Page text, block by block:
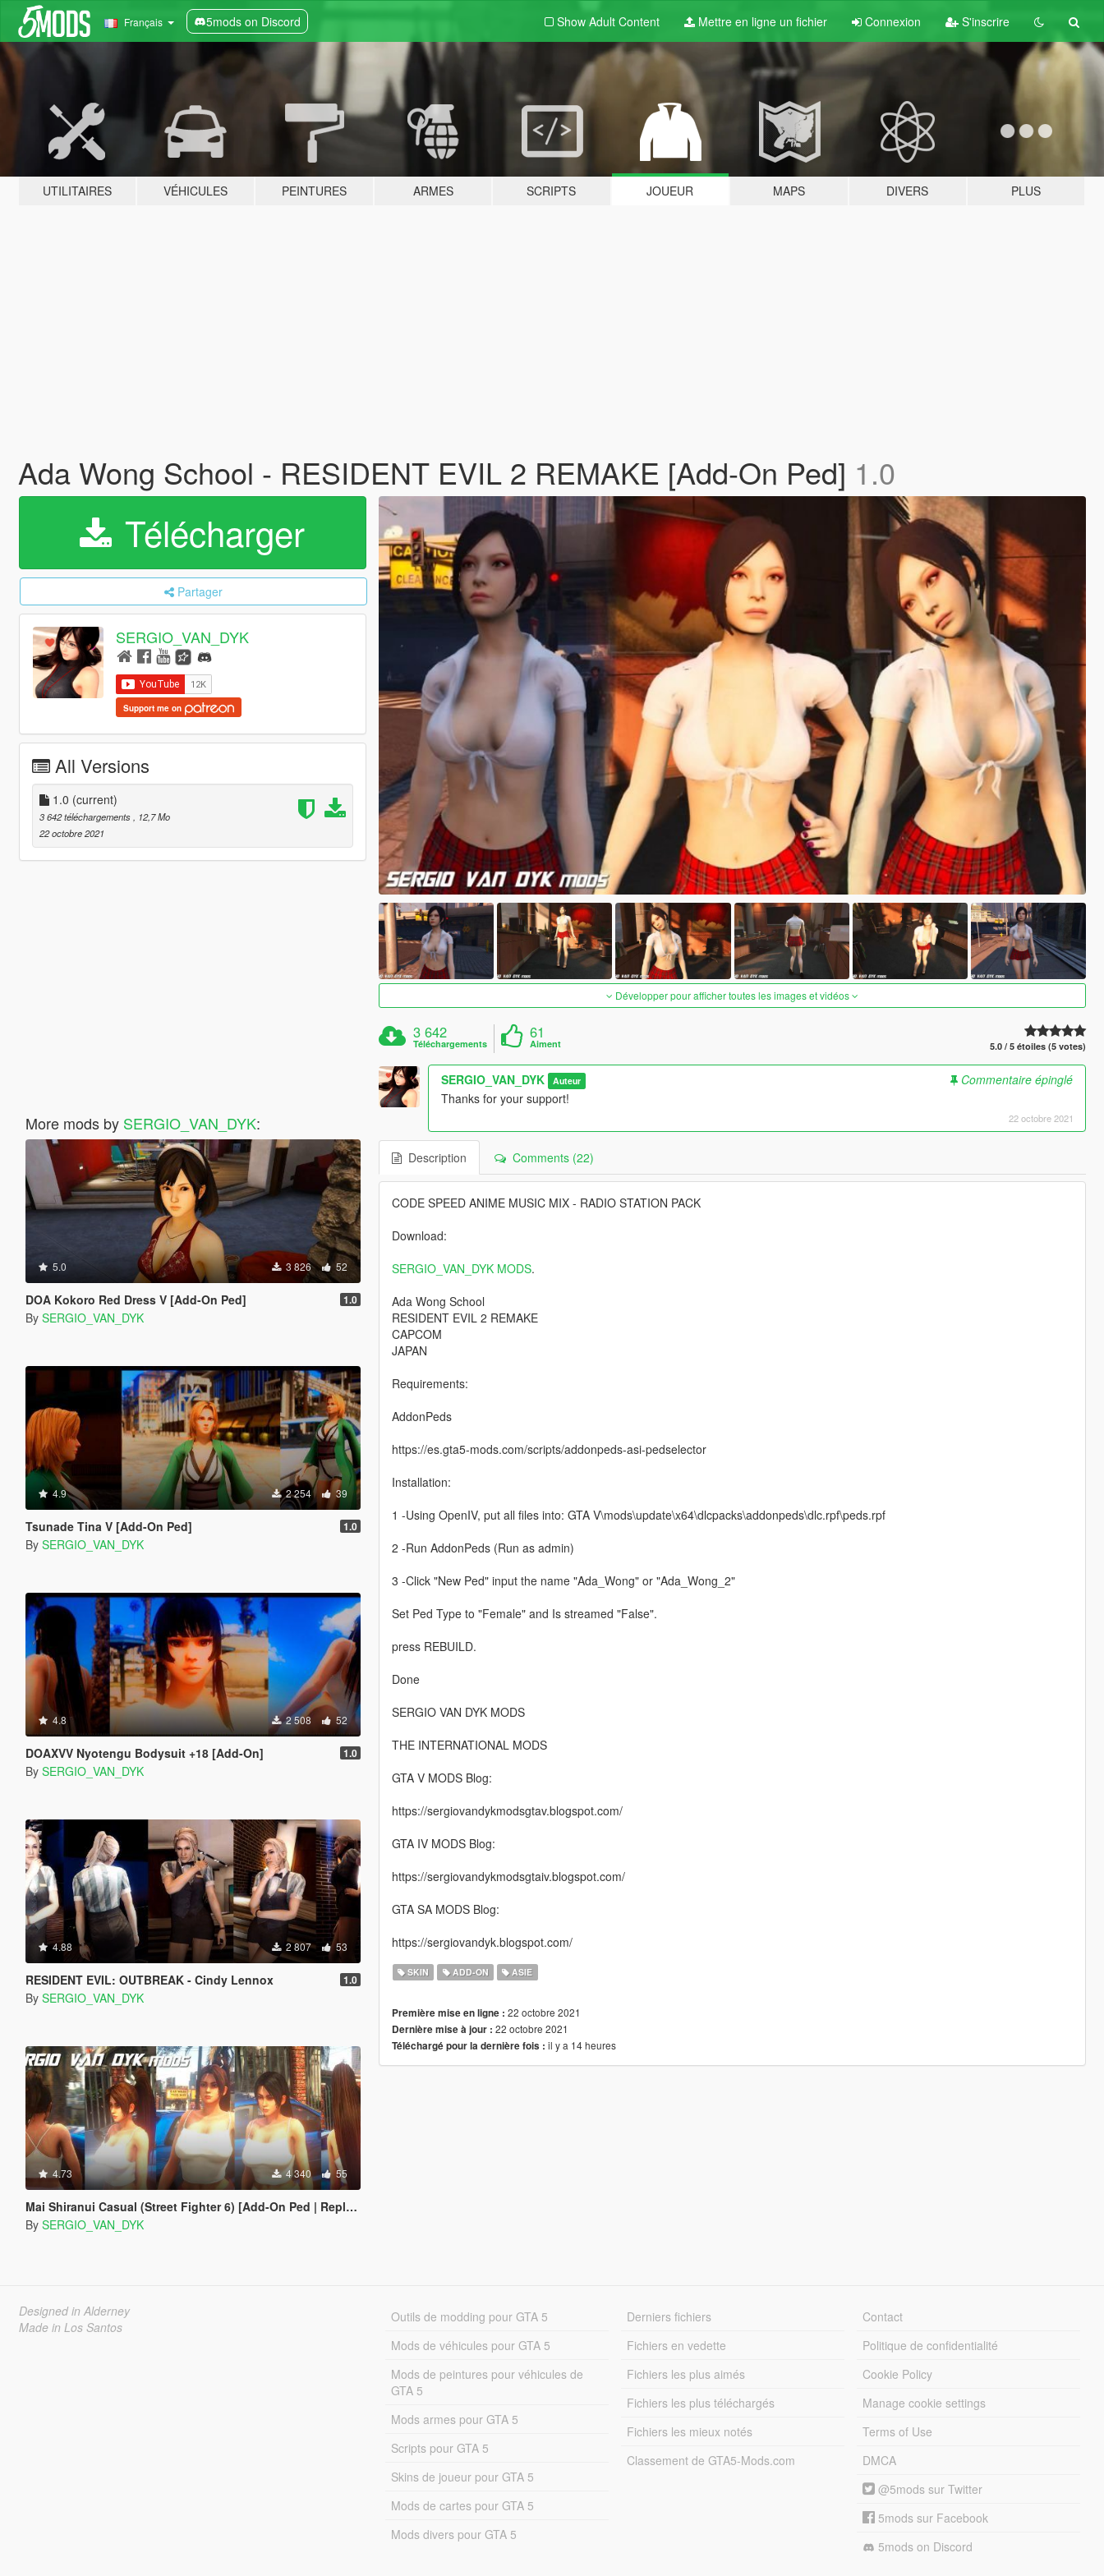
Français 5mods on Discord Show Adult Content Mettre en ligne un fichier Connexion S'inscrire
UTILITAIRES VÉHICULES PEINTURES ARMES SCRIPTS JOUEUR MAPS DIVERS PLUS
Ada Wong School - RESIDENT EVIL 2 REMAKE [Add-On Ped] 1.0
Télécharger
Partager
SERGIO_VAN_DYK
Support me on
All Versions
1.0 (current)
3 642 téléchargements
, 12,7 Mo
22 octobre 2021
More mods by SERGIO_VAN_DYK:
5.0 3 826 52
DOA Kokoro Red Dress V [Add-On Ped] 1.0
By SERGIO_VAN_DYK
4.9 2 254 39
Tsunade Tina V [Add-On Ped] 1.0
By SERGIO_VAN_DYK
4.8 2 508 52
DOAXVV Nyotengu Bodysuit +18 [Add-On] 1.0
By SERGIO_VAN_DYK
4.88 2 807 53
RESIDENT EVIL: OUTBREAK - Cindy Lennox 1.0
By SERGIO_VAN_DYK
4.73 4 340 55
Mai Shiranui Casual (Street Fighter 6) [Add-On Ped | Replace]
By SERGIO_VAN_DYK
Développer pour afficher toutes les images et vidéos
3 642
Téléchargements
61
Aiment 5.0 / 5 étoiles (5 votes)
SERGIO_VAN_DYK Auteur
Commentaire épinglé
Thanks for your support!
22 octobre 2021
Description Comments (22)
CODE SPEED ANIME MUSIC MIX - RADIO STATION PACK
Download:
SERGIO_VAN_DYK MODS.
Ada Wong School
RESIDENT EVIL 2 REMAKE
CAPCOM
JAPAN
Requirements:
AddonPeds
https://es.gta5-mods.com/scripts/addonpeds-asi-pedselector
Installation:
1 -Using OpenIV, put all files into: GTA V\mods\update\x64\dlcpacks\addonpeds\dlc.rpf\peds.rpf
2 -Run AddonPeds (Run as admin)
3 -Click "New Ped" input the name "Ada_Wong" or "Ada_Wong_2"
Set Ped Type to "Female" and Is streamed "False".
press REBUILD.
Done
SERGIO VAN DYK MODS
THE INTERNATIONAL MODS
GTA V MODS Blog:
https://sergiovandykmodsgtav.blogspot.com/
GTA IV MODS Blog:
https://sergiovandykmodsgtaiv.blogspot.com/
GTA SA MODS Blog:
https://sergiovandyk.blogspot.com/
SKIN ADD-ON ASIE
Première mise en ligne : 22 octobre 2021
Dernière mise à jour : 22 octobre 2021
Téléchargé pour la dernière fois : il y a 14 heures
Designed in Alderney
Made in Los Santos
Outils de modding pour GTA 5
Mods de véhicules pour GTA 5
Mods de peintures pour véhicules de
GTA 5
Mods armes pour GTA 5
Scripts pour GTA 5
Skins de joueur pour GTA 5
Mods de cartes pour GTA 5
Mods divers pour GTA 5
Derniers fichiers
Fichiers en vedette
Fichiers les plus aimés
Fichiers les plus téléchargés
Fichiers les mieux notés
Classement de GTA5-Mods.com
Contact
Politique de confidentialité
Cookie Policy
Manage cookie settings
Terms of Use
DMCA
@5mods sur Twitter
5mods sur Facebook
5mods on Discord